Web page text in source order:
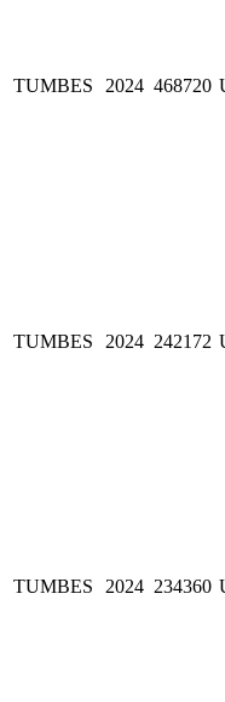
TUMBES 2024 468720
TUMBES 2024 242172
TUMBES 2024 234360